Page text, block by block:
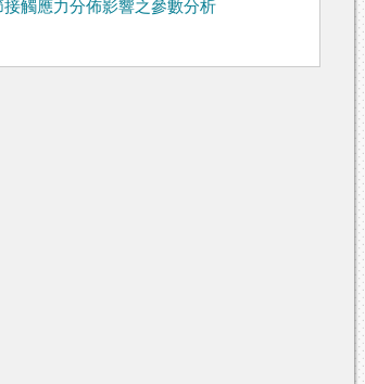
接觸應力分佈影響之參數分析